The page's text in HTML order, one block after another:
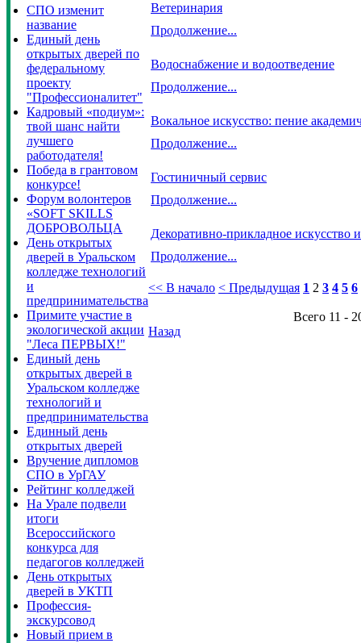
СПО изменит
название
Единый день
открытых дверей по
федеральному
проекту
"Профессионалитет"
Кадровый «подиум»:
твой шанс найти
лучшего
работодателя!
Победа в грантовом
конкурсе!
Форум волонтеров
«SOFT SKILLS
ДОБРОВОЛЬЦА
День открытых
дверей в Уральском
колледже технологий
и
предпринимательства
Примите участие в
экологической акции
"Леса ПЕРВЫХ!"
Единый день
открытых дверей в
Уральском колледже
технологий и
предпринимательства
Единный день
открытых дверей
Вручение дипломов
СПО в УрГАУ
Рейтинг колледжей
На Урале подвели
итоги
Всероссийского
конкурса для
педагогов колледжей
День открытых
дверей в УКТП
Профессия-
экскурсовод
Новый прием в
Ветеринария
Продолжение...
Водоснабжение и водоотведение
Продолжение...
Вокальное искусство: пение
Продолжение...
Гостиничный сервис
Продолжение...
Декоративно-прикладное
Продолжение...
<< В начало < Предыдущая 1 2 3 4 5 6
Всего 11 -
Назад